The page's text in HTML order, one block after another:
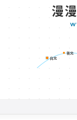
漫
台北
新北